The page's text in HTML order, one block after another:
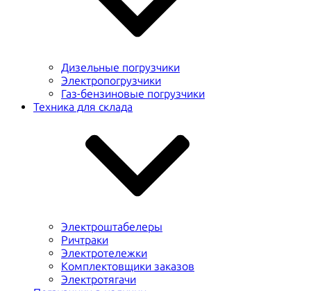
Дизельные погрузчики
Электропогрузчики
Газ-бензиновые погрузчики
Техника для склада
Электроштабелеры
Ричтраки
Электротележки
Комплектовщики заказов
Электротягачи